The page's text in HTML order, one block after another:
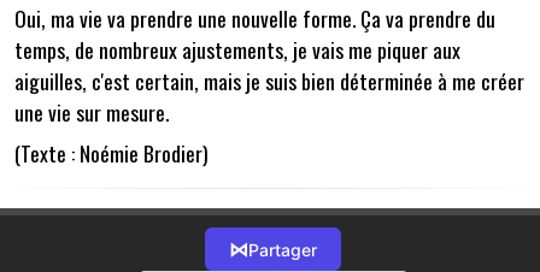
Oui, ma vie va prendre une nouvelle forme. Ça va prendre du
temps, de nombreux ajustements, je vais me piquer aux
aiguilles, c'est certain, mais je suis bien déterminée à me créer
une vie sur mesure.
(Texte : Noémie Brodier)
⋈Partager